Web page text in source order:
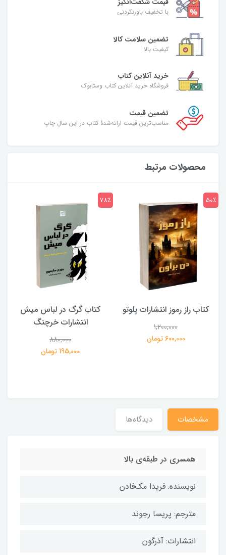
با تخفیف باورنکردنی
تضمین سلامت کالا
کیفیت بالا
خرید آنلاین کتاب
فروشگاه خرید آنلاین کتاب وستابوک
تضمین قیمت
مناسب‌ترین قیمت ارائه‌شدۀ کتاب در این سال چاپ
محصولات مرتبط
کتاب راز رموز انتشارات پلوتو
1,200,000
600,000 تومان
50٪
کتاب گرگ در لباس میش
انتشارات خرچنگ
880,000
195,000 تومان
78٪
مشخصات دیدگاه‌ها
همسری در طبقه‌ی بالا
نویسنده: فریدا مک‌فادن
مترجم: پریسا رجوند
انتشارات: آذرگون